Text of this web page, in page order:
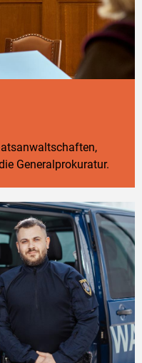
Generalprokuratur.